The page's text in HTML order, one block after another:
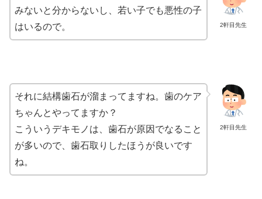
2軒目先生
みないと分からないし、若い子でも悪性の子
はいるので。
2軒目先生
それに結構歯石が溜まってますね。歯のケア
ちゃんとやってますか？
こういうデキモノは、歯石が原因でなること
が多いので、歯石取りしたほうが良いです
ね。